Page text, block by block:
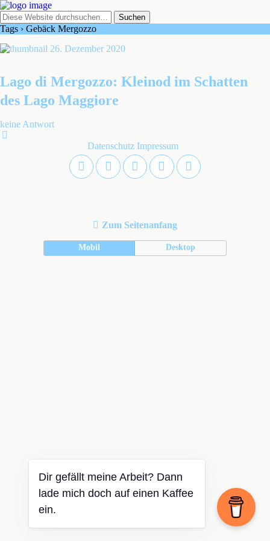
Tags › Gebäck Mergozzo
26. Dezember 2020
Lago di Mergozzo: Kleinod im Schatten
des Lago Maggiore
keine Antwort
Datenschutz Impressum
Zum Seitenanfang
Mobil Desktop
Dir gefällt meine Arbeit? Dann
lade mich doch auf einen Kaffee
ein.